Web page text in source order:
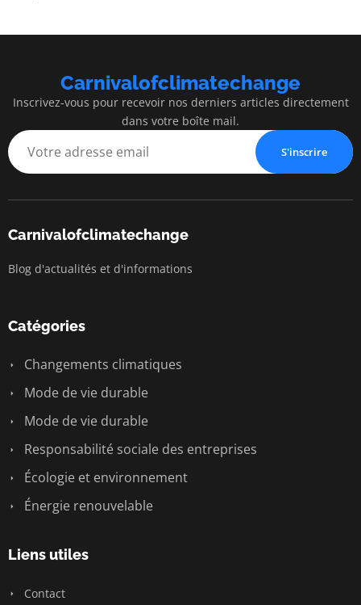
Carnivalofclimatechange
Inscrivez-vous pour recevoir nos derniers articles directement
dans votre boîte mail.
S'inscrire
Carnivalofclimatechange
Blog d'actualités et d'informations
Catégories
Changements climatiques
Mode de vie durable
Mode de vie durable
Responsabilité sociale des entreprises
Écologie et environnement
Énergie renouvelable
Liens utiles
Contact